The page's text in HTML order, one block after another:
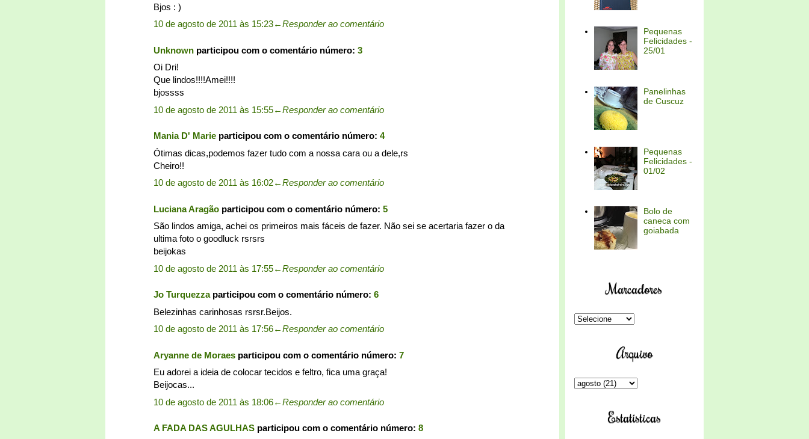
Bjos : )
10 de agosto de 2011 às 15:23←Responder ao comentário
Unknown participou com o comentário número: 3
Oi Dri!
Que lindos!!!!Amei!!!!
bjossss
10 de agosto de 2011 às 15:55←Responder ao comentário
Mania D' Marie participou com o comentário número: 4
Ótimas dicas,podemos fazer tudo com a nossa cara ou a dele,rs
Cheiro!!
10 de agosto de 2011 às 16:02←Responder ao comentário
Luciana Aragão participou com o comentário número: 5
São lindos amiga, achei os primeiros mais fáceis de fazer. Não sei se acertaria fazer o da
ultima foto o goodluck rsrsrs
beijokas
10 de agosto de 2011 às 17:55←Responder ao comentário
Jo Turquezzaparticipou com o comentário número: 6
Belezinhas carinhosas rsrsr.Beijos.
10 de agosto de 2011 às 17:56←Responder ao comentário
Aryanne de Moraes participou com o comentário número: 7
Eu adorei a ideia de colocar tecidos e feltro, fica uma graça!
Beijocas...
10 de agosto de 2011 às 18:06←Responder ao comentário
A FADA DAS AGULHAS participou com o comentário número: 8
Pequenas
Felicidades -
25/01
Panelinhas
de Cuscuz
Pequenas
Felicidades -
01/02
Bolo de
caneca com
goiabada
Marcadores
Arquivo
Estatísticas